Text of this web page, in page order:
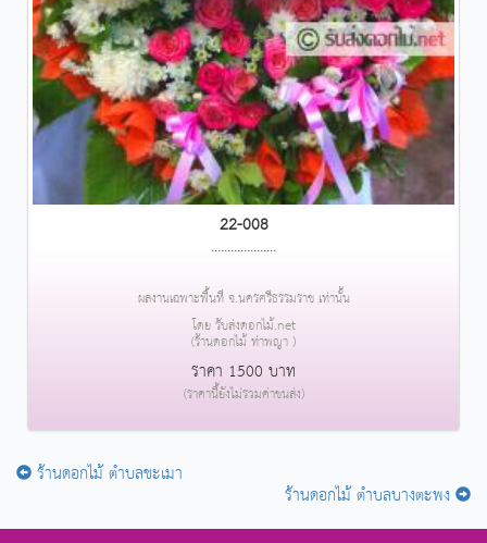
22-008
....................
ผลงานเฉพาะพื้นที่ จ.นครศรีธรรมราช เท่านั้น
โดย รับส่งดอกไม้.net
(ร้านดอกไม้ ท่าพญา )
ราคา 1500 บาท
(ราคานี้ยังไม่รวมค่าขนส่ง)
ร้านดอกไม้ ตำบลชะเมา
ร้านดอกไม้ ตำบลบางตะพง